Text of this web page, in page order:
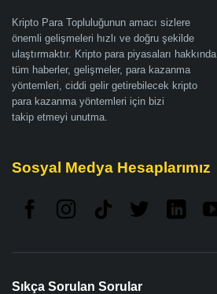
Kripto Para Topluluğunun amacı sizlere
önemli gelişmeleri hızlı ve doğru şekilde
ulaştırmaktır. Kripto para piyasaları hakkında
tüm haberler, gelişmeler, para kazanma
yöntemleri, ciddi gelir getirebilecek kripto
para kazanma yöntemleri için bizi
takip etmeyi unutma.
Sosyal Medya Hesaplarımız
Sıkça Sorulan Sorular